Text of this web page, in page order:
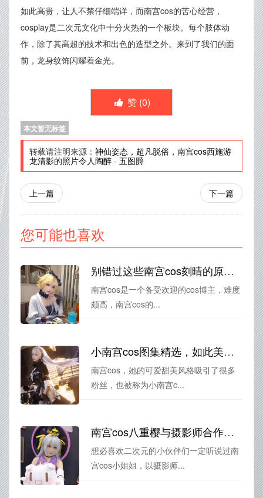
如此高贵，让人不禁仔细端详，而南宫cos的苦心经营，
cosplay是二次元文化中十分火热的一个板块。每个肢体动
作，除了其高超的技术和出色的造型之外。来到了我们的面
前，龙身纹饰闪耀着金光。
赞 (0)
本文暂无标签
转载请注明来源： 神仙姿态，超凡脱俗，南宫cos西施游
龙清影的照片令人陶醉 - 五图爵
上一篇 下一篇
您可能也喜欢
别错过这些南宫cos刻晴的原图，观赏她的不一样风采
南宫cos是一个备受欢迎的cos博主，难度
颇高，南宫cos的...
小南宫cos图集精选，如此美丽的作品值得分享。
南宫cos，她的可爱甜美风格吸引了很多
粉丝，也被称为小南宫c...
南宫cos八重樱与摄影师合作，为你呈现出绝美《航海王》照片
想必喜欢二次元的小伙伴们一定听说过南
宫cos小姐姐，以摄影师...